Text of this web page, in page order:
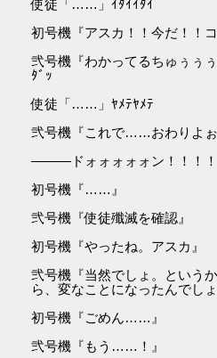
使徒「……」ｲﾀｲｲﾀｲ
初号機『アスカ！！今だ！！コ
弐号機『わかってるちゅぅぅ
ﾀﾞｯ
使徒「……」ﾔﾒﾃﾔﾒﾃ
弐号機『これで……おわりよ
―――ドォォォォォン！！！！
初号機『……』
弐号機『使徒殲滅を確認』
初号機『やったね。アスカ』
弐号機『当然でしょ。という
ら、変なことになったんでしょ
初号機『ごめん……』
弐号機『もう……！』